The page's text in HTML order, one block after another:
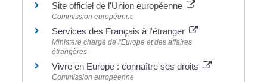
Site officiel de l'Union européenne
Commission européenne
Services des Français à l'étranger
Ministère chargé de l'Europe et des affaires
étrangères
Vivre en Europe : connaître ses droits
Commission européenne